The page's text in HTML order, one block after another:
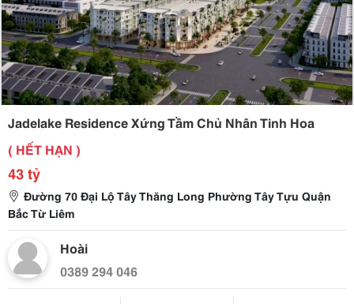
Jadelake Residence Xứng Tầm Chủ Nhân Tinh Hoa
( HẾT HẠN )
43 tỷ
Đường 70 Đại Lộ Tây Thăng Long Phường Tây Tựu Quận
Bắc Từ Liêm
Hoài
0389 294 046